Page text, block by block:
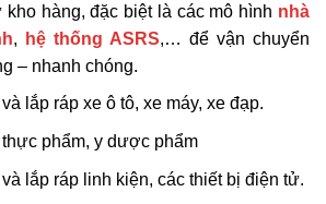
hàng, đặc biệt là các mô hình nhà
, hệ thống ASRS,… để vận chuyển
– nhanh chóng.
lắp ráp xe ô tô, xe máy, xe đạp.
phẩm, y dược phẩm
lắp ráp linh kiện, các thiết bị điện tử.